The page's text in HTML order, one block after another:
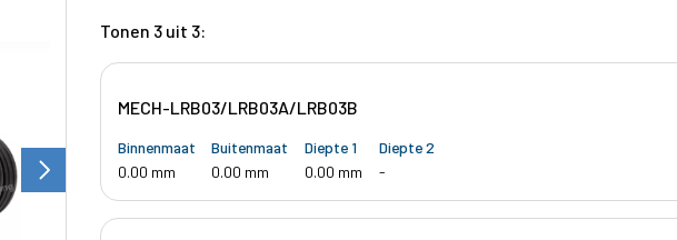
Tonen 3 uit 3:
MECH-LRB03/LRB03A/LRB03B
Binnenmaat
0.00 mm
Buitenmaat
0.00 mm
Diepte 1
0.00 mm
Diepte 2
-